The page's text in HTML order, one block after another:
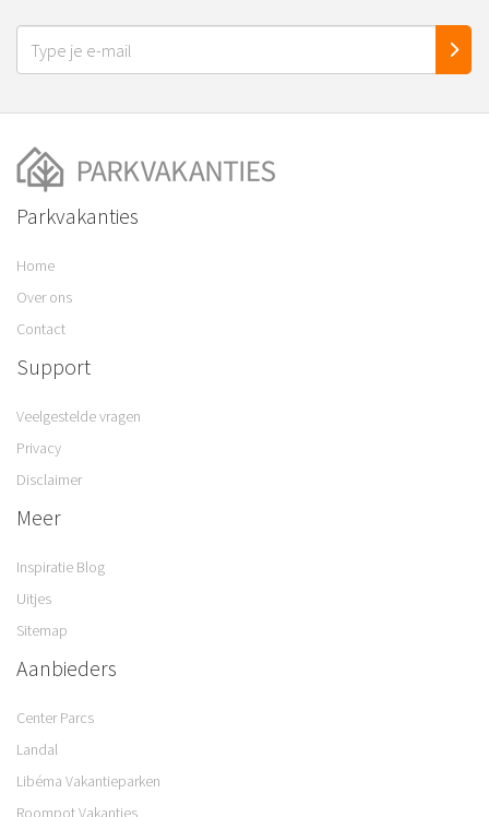
Parkvakanties
Home
Over ons
Contact
Support
Veelgestelde vragen
Privacy
Disclaimer
Meer
Inspiratie Blog
Uitjes
Sitemap
Aanbieders
Center Parcs
Landal
Libéma Vakantieparken
Roompot Vakanties